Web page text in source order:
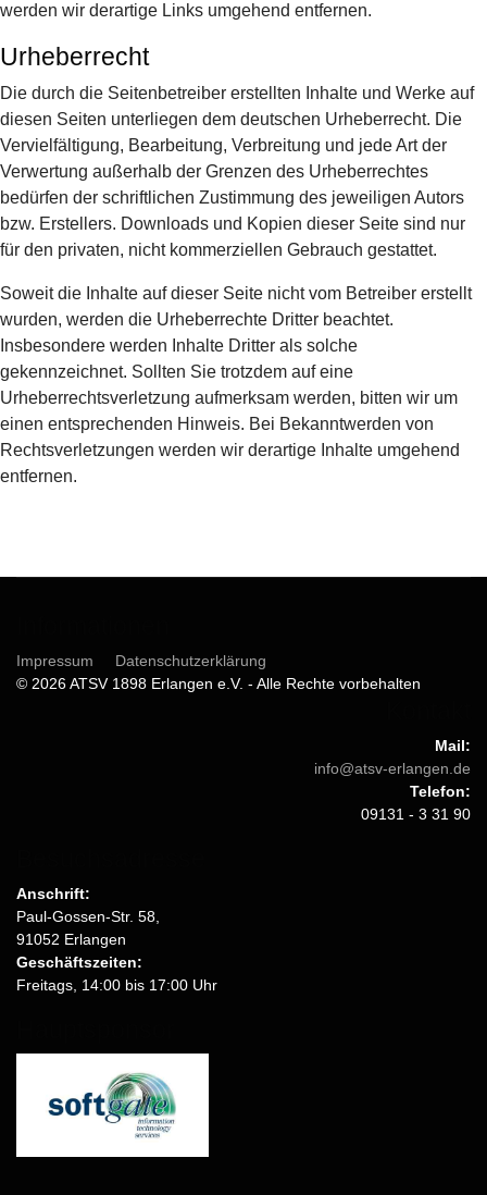
werden wir derartige Links umgehend entfernen.
Urheberrecht
Die durch die Seitenbetreiber erstellten Inhalte und Werke auf
diesen Seiten unterliegen dem deutschen Urheberrecht. Die
Vervielfältigung, Bearbeitung, Verbreitung und jede Art der
Verwertung außerhalb der Grenzen des Urheberrechtes
bedürfen der schriftlichen Zustimmung des jeweiligen Autors
bzw. Erstellers. Downloads und Kopien dieser Seite sind nur
für den privaten, nicht kommerziellen Gebrauch gestattet.
Soweit die Inhalte auf dieser Seite nicht vom Betreiber erstellt
wurden, werden die Urheberrechte Dritter beachtet.
Insbesondere werden Inhalte Dritter als solche
gekennzeichnet. Sollten Sie trotzdem auf eine
Urheberrechtsverletzung aufmerksam werden, bitten wir um
einen entsprechenden Hinweis. Bei Bekanntwerden von
Rechtsverletzungen werden wir derartige Inhalte umgehend
entfernen.
Impressum
Datenschutzerklärung
© 2026 ATSV 1898 Erlangen e.V. - Alle Rechte vorbehalten
Mail:
info@atsv-erlangen.de
Telefon:
09131 - 3 31 90
Anschrift:
Paul-Gossen-Str. 58,
91052 Erlangen
Geschäftszeiten:
Freitags, 14:00 bis 17:00 Uhr